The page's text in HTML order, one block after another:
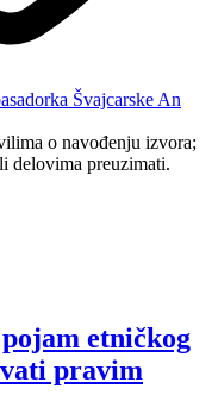
Švajcarske An
o navođenju izvora;
delovima preuzimati.
etničkog
pravim